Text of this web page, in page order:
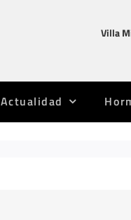
Villa
Actualidad